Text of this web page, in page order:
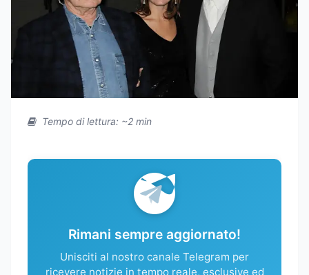
Tempo di lettura: ~2 min
Rimani sempre aggiornato!
Unisciti al nostro canale Telegram per
ricevere notizie in tempo reale, esclusive ed